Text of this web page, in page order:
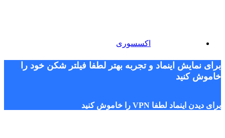
اکسسوری
برای نمایش اینماد و تجربه بهتر لطفا فیلتر شکن خود را
خاموش کنید
برای دیدن اینماد لطفا VPN را خاموش کنید